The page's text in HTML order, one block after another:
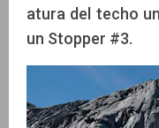
atura del techo
un Stopper #3.